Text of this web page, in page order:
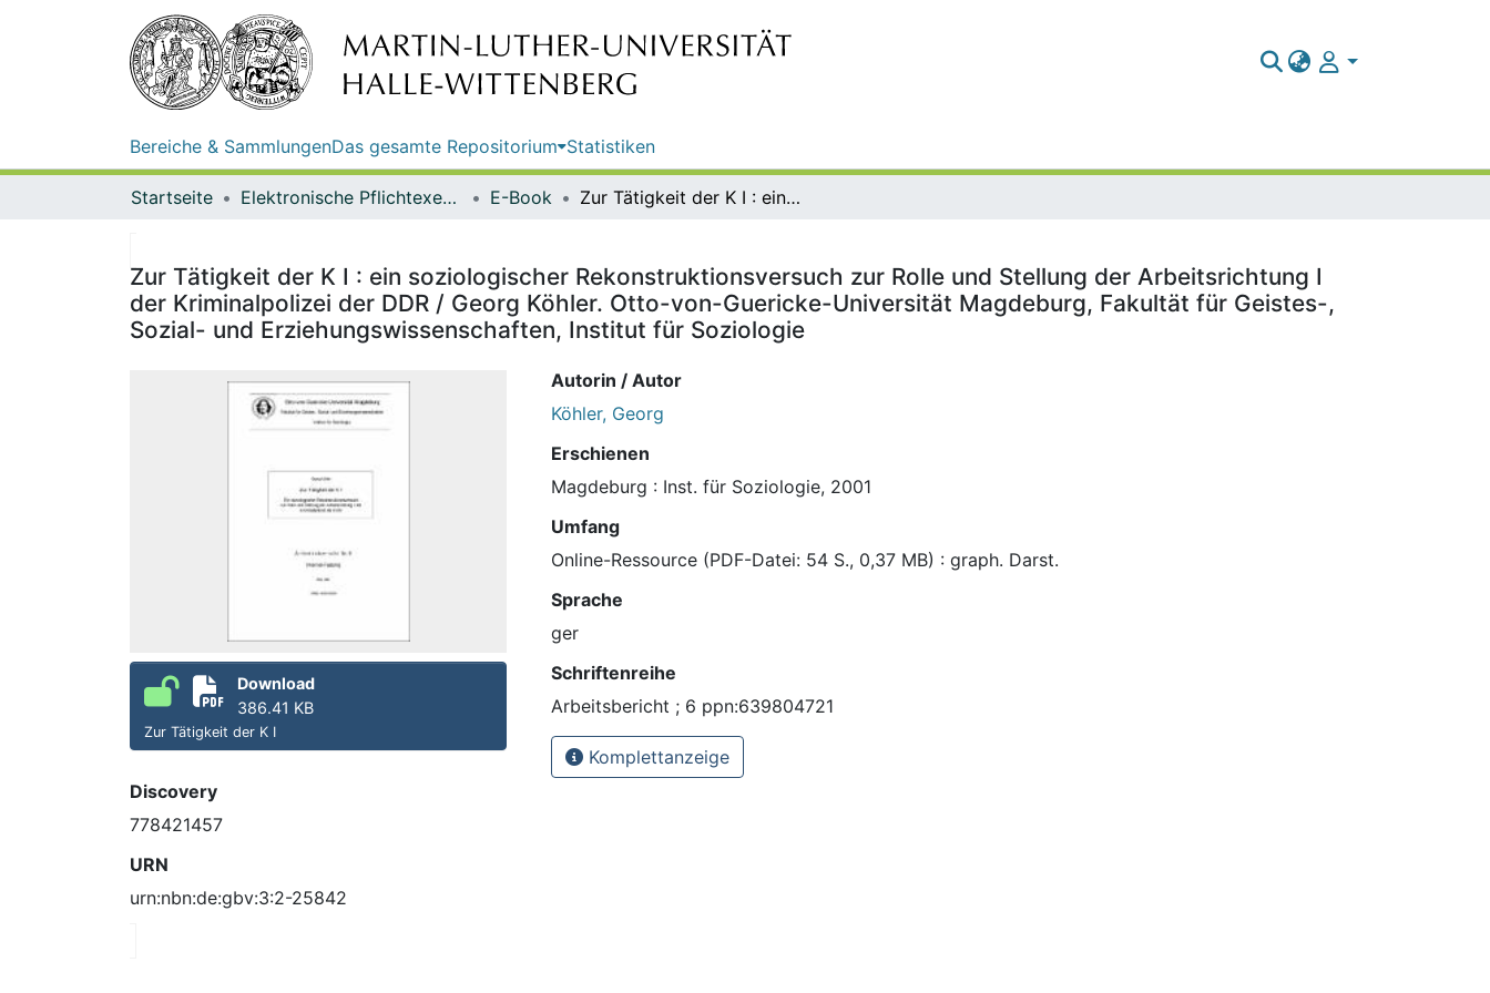
Bereiche & SammlungenDas gesamte Repositorium Statistiken
Startseite Elektronische Pflichtexemplare E-Book Zur Tätigkeit der K I : ein soziologischer Rekonstruktionsversuch zur Rolle und Stellung der Arbeitsrichtung I der Kriminalpolizei der DDR / Georg Köhler. Otto-von-Guericke-Universität Magdeburg, Fakultät für Geistes-, Sozial- und Erziehungswissenschaften, Institut für Soziologie
Zur Tätigkeit der K I : ein soziologischer Rekonstruktionsversuch zur Rolle und Stellung der Arbeitsrichtung I
der Kriminalpolizei der DDR / Georg Köhler. Otto-von-Guericke-Universität Magdeburg, Fakultät für Geistes-,
Sozial- und Erziehungswissenschaften, Institut für Soziologie
Download
386.41 KB
Zur Tätigkeit der K I
Discovery
778421457
URN
urn:nbn:de:gbv:3:2-25842
Autorin / Autor
Köhler, Georg
Erschienen
Magdeburg : Inst. für Soziologie, 2001
Umfang
Online-Ressource (PDF-Datei: 54 S., 0,37 MB) : graph. Darst.
Sprache
ger
Schriftenreihe
Arbeitsbericht ; 6 ppn:639804721
Komplettanzeige